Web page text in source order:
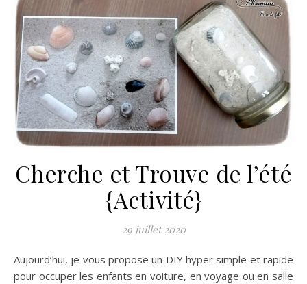
Cherche et Trouve de l’été
{Activité}
29 juillet 2020
Aujourd’hui, je vous propose un DIY hyper simple et rapide
pour occuper les enfants en voiture, en voyage ou en salle